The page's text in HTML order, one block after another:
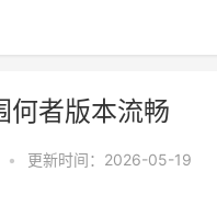
何者版本流畅
• 更新时间：2026-05-19